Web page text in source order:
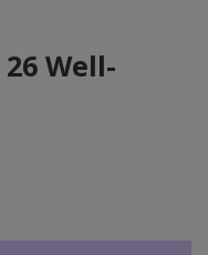
Well-